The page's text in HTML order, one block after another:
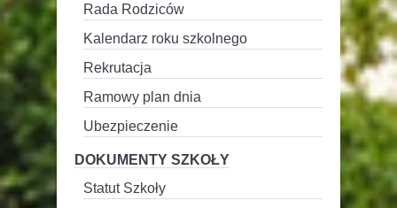
Rada Rodziców
Kalendarz roku szkolnego
Rekrutacja
Ramowy plan dnia
Ubezpieczenie
DOKUMENTY SZKOŁY
Statut Szkoły